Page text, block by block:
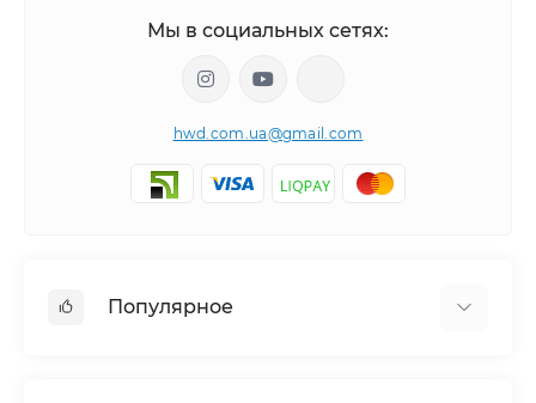
Мы в социальных сетях:
hwd.com.ua@gmail.com
Популярное